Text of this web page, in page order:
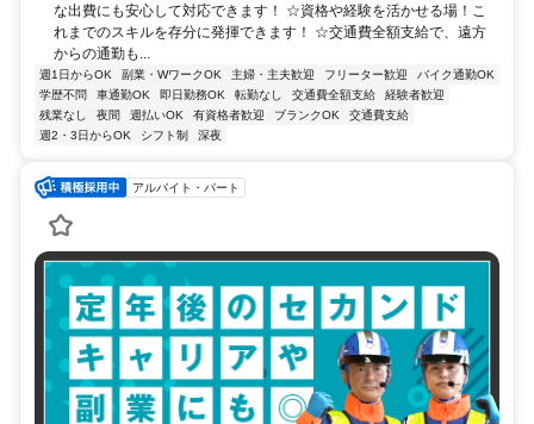
な出費にも安心して対応できます！ ☆資格や経験を活かせる場！こ
れまでのスキルを存分に発揮できます！ ☆交通費全額支給で、遠方
からの通勤も...
週1日からOK 副業・WワークOK 主婦・主夫歓迎 フリーター歓迎
バイク通勤OK
学歴不問
車通勤OK 即日勤務OK 転勤なし 交通費全額支給
経験者歓迎
残業なし
夜間 週払いOK 有資格者歓迎 ブランクOK
交通費支給
週2・3日からOK
シフト制 深夜
アルバイト・パート